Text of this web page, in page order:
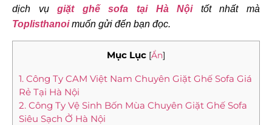
dịch vụgiặt ghế sofa tại Hà Nộitốt nhất mà
Toplisthanoi muốn gửi đến bạn đọc.
Mục Lục [Ẩn]
1. Công Ty CAM Việt Nam Chuyên Giặt Ghế Sofa Giá
Rẻ Tại Hà Nội
2. Công Ty Vệ Sinh Bốn Mùa Chuyên Giặt Ghế Sofa
Siêu Sạch Ở Hà Nội